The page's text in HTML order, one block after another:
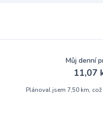
Můj denní
11,07
Plánoval jsem 7,50 km,